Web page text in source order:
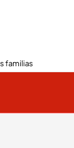
familias